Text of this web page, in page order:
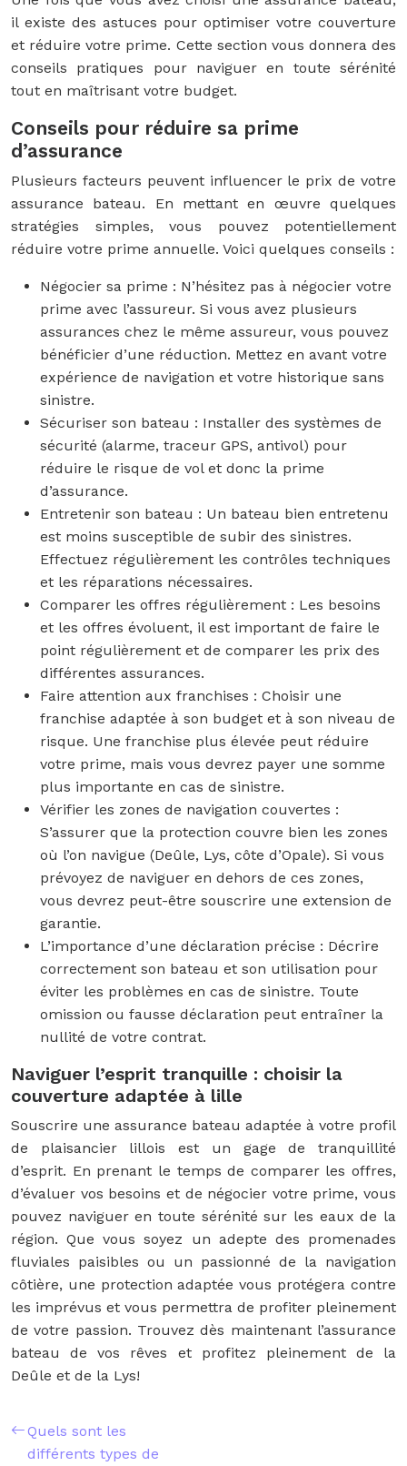
il existe des astuces pour optimiser votre couverture
et réduire votre prime. Cette section vous donnera des
conseils pratiques pour naviguer en toute sérénité
tout en maîtrisant votre budget.
Conseils pour réduire sa prime
d’assurance
Plusieurs facteurs peuvent influencer le prix de votre
assurance bateau. En mettant en œuvre quelques
stratégies simples, vous pouvez potentiellement
réduire votre prime annuelle. Voici quelques conseils :
Négocier sa prime : N’hésitez pas à négocier votre
prime avec l’assureur. Si vous avez plusieurs
assurances chez le même assureur, vous pouvez
bénéficier d’une réduction. Mettez en avant votre
expérience de navigation et votre historique sans
sinistre.
Sécuriser son bateau : Installer des systèmes de
sécurité (alarme, traceur GPS, antivol) pour
réduire le risque de vol et donc la prime
d’assurance.
Entretenir son bateau : Un bateau bien entretenu
est moins susceptible de subir des sinistres.
Effectuez régulièrement les contrôles techniques
et les réparations nécessaires.
Comparer les offres régulièrement : Les besoins
et les offres évoluent, il est important de faire le
point régulièrement et de comparer les prix des
différentes assurances.
Faire attention aux franchises : Choisir une
franchise adaptée à son budget et à son niveau de
risque. Une franchise plus élevée peut réduire
votre prime, mais vous devrez payer une somme
plus importante en cas de sinistre.
Vérifier les zones de navigation couvertes :
S’assurer que la protection couvre bien les zones
où l’on navigue (Deûle, Lys, côte d’Opale). Si vous
prévoyez de naviguer en dehors de ces zones,
vous devrez peut-être souscrire une extension de
garantie.
L’importance d’une déclaration précise : Décrire
correctement son bateau et son utilisation pour
éviter les problèmes en cas de sinistre. Toute
omission ou fausse déclaration peut entraîner la
nullité de votre contrat.
Naviguer l’esprit tranquille : choisir la
couverture adaptée à lille
Souscrire une assurance bateau adaptée à votre profil
de plaisancier lillois est un gage de tranquillité
d’esprit. En prenant le temps de comparer les offres,
d’évaluer vos besoins et de négocier votre prime, vous
pouvez naviguer en toute sérénité sur les eaux de la
région. Que vous soyez un adepte des promenades
fluviales paisibles ou un passionné de la navigation
côtière, une protection adaptée vous protégera contre
les imprévus et vous permettra de profiter pleinement
de votre passion. Trouvez dès maintenant l’assurance
bateau de vos rêves et profitez pleinement de la
Deûle et de la Lys!
Quels sont les
différents types de